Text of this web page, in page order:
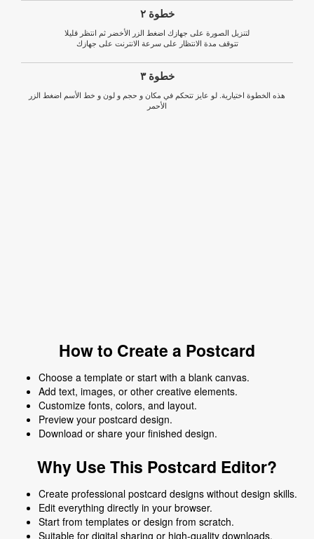
خطوة ٢
لتنزيل الصورة على جهازك اضغط الزر الأخضر ثم انتظر قليلا
تتوقف مدة الانتظار على سرعة الانترنت على جهازك
خطوة ٣
هذه الخطوة اختيارية. لو عايز تتحكم في مكان و حجم و لون و خط الأسم اضغط الزر
الأحمر
How to Create a Postcard
Choose a template or start with a blank canvas.
Add text, images, or other creative elements.
Customize fonts, colors, and layout.
Preview your postcard design.
Download or share your finished design.
Why Use This Postcard Editor?
Create professional postcard designs without design skills.
Edit everything directly in your browser.
Start from templates or design from scratch.
Suitable for digital sharing or high-quality downloads.